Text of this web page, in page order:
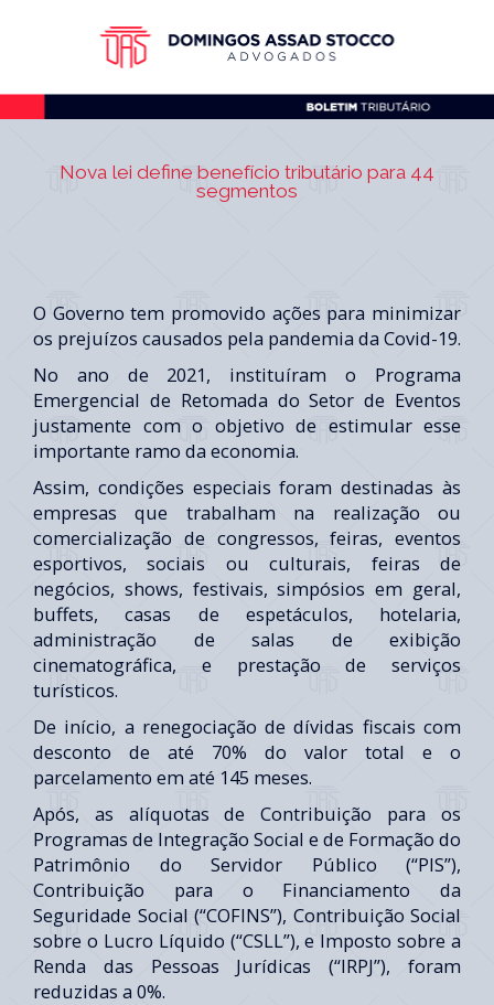
Nova lei define benefício tributário para 44
segmentos
O Governo tem promovido ações para minimizar
os prejuízos causados pela pandemia da Covid-19.
No ano de 2021, instituíram o Programa
Emergencial de Retomada do Setor de Eventos
justamente com o objetivo de estimular esse
importante ramo da economia.
Assim, condições especiais foram destinadas às
empresas que trabalham na realização ou
comercialização de congressos, feiras, eventos
esportivos, sociais ou culturais, feiras de
negócios, shows, festivais, simpósios em geral,
buffets, casas de espetáculos, hotelaria,
administração de salas de exibição
cinematográfica, e prestação de serviços
turísticos.
De início, a renegociação de dívidas fiscais com
desconto de até 70% do valor total e o
parcelamento em até 145 meses.
Após, as alíquotas de Contribuição para os
Programas de Integração Social e de Formação do
Patrimônio do Servidor Público (“PIS”),
Contribuição para o Financiamento da
Seguridade Social (“COFINS”), Contribuição Social
sobre o Lucro Líquido (“CSLL”), e Imposto sobre a
Renda das Pessoas Jurídicas (“IRPJ”), foram
reduzidas a 0%.